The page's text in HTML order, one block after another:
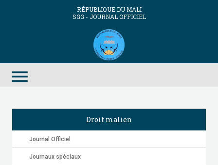
RÉPUBLIQUE DU MALI
SGG - JOURNAL OFFICIEL
menu
Droit malien
Journal Officiel
Journaux spéciaux